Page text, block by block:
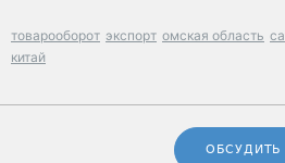
товарооборот экспорт омская область
китай
ОБСУДИТЬ